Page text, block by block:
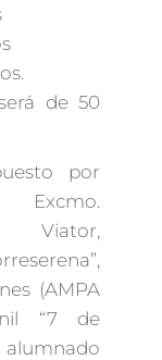
de 50
por
(AMPA
“7 de
alumnado